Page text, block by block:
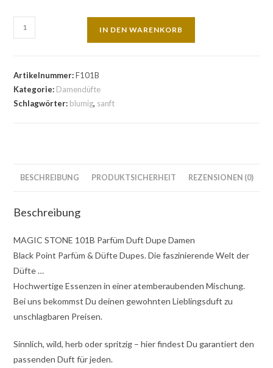
IN DEN WARENKORB
Artikelnummer:F101B
Kategorie: Damendüfte
Schlagwörter: blumig, sanft
BESCHREIBUNG PRODUKTSICHERHEIT REZENSIONEN (0)
Beschreibung
MAGIC STONE 101B Parfüm Duft Dupe Damen
Black Point Parfüm & Düfte Dupes. Die faszinierende Welt der
Düfte …
Hochwertige Essenzen in einer atemberaubenden Mischung.
Bei uns bekommst Du deinen gewohnten Lieblingsduft zu
unschlagbaren Preisen.
Sinnlich, wild, herb oder spritzig – hier findest Du garantiert den
passenden Duft für jeden.